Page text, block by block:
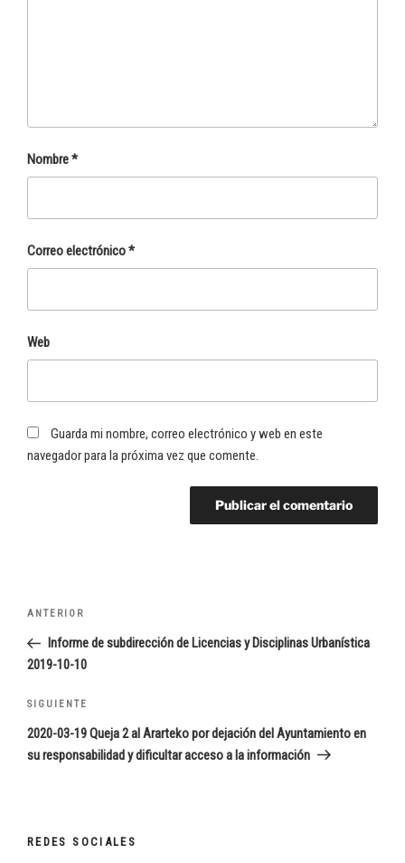
Nombre*
Correo electrónico*
Web
Guarda mi nombre, correo electrónico y web en este
navegador para la próxima vez que comente.
Navegación
entradas
Entrada
anterior:
ANTERIOR
Informe de subdirección de Licencias y Disciplinas Urbanística
2019-10-10
Siguiente
entrada
SIGUIENTE
2020-03-19 Queja 2 al Ararteko por dejación del Ayuntamiento en
su responsabilidad y dificultar acceso a la información
REDES SOCIALES